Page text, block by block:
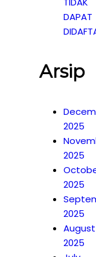
DAPAT
Arsip
2025
2025
2025
2025
August
2025